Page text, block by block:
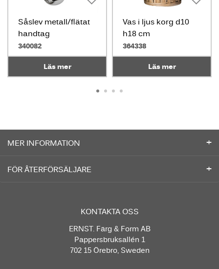
Såslev metall/flätat
handtag
340082
Läs mer
Vas i ljus korg d10
h18 cm
364338
Läs mer
MER INFORMATION
FÖR ÅTERFÖRSÄLJARE
KONTAKTA OSS
ERNST. Färg & Form AB
Pappersbruksallén 1
702 15 Örebro, Sweden